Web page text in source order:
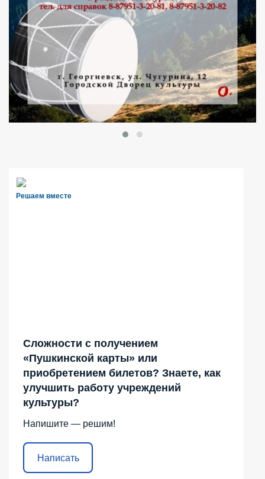
Решаем вместе
Сложности с получением
«Пушкинской карты» или
приобретением билетов? Знаете, как
улучшить работу учреждений
культуры?
Напишите — решим!
Написать